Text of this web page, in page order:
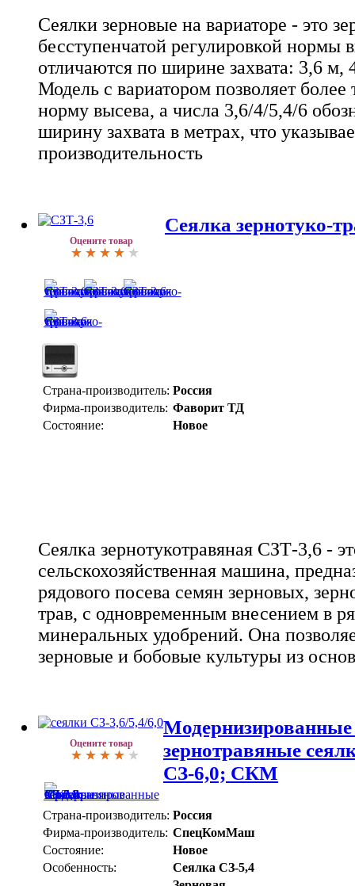
Сеялки зерновые на вариаторе - это
бесступенчатой регулировкой нормы
отличаются по ширине захвата: 3,6
Модель с вариатором позволяет более
норму высева, а числа 3,6/4/5,4/6
ширину захвата в метрах, что
производительность
Оцените товар
Сеялка зернотуко-
Страна-производитель: Россия
Фирма-производитель: Фаворит ТД
Состояние:
Новое
Сеялка зернотукотравяная СЗТ-3,6 -
сельскохозяйственная машина,
рядового посева семян зерновых,
трав, с одновременным внесением в
минеральных удобрений. Она
зерновые и бобовые культуры из
Оцените товар
Модернизированные
зернотравяные
СЗ-6,0; СКМ
Страна-производитель: Россия
Фирма-производитель: СпецКомМаш
Состояние:
Новое
Особенность:
Сеялка СЗ-5,4